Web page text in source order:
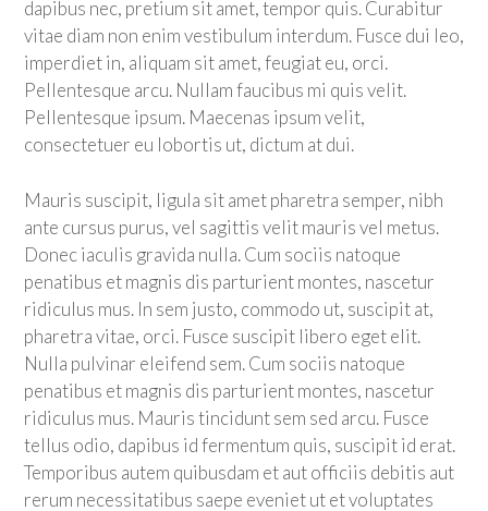
dapibus nec, pretium sit amet, tempor quis. Curabitur
vitae diam non enim vestibulum interdum. Fusce dui leo,
imperdiet in, aliquam sit amet, feugiat eu, orci.
Pellentesque arcu. Nullam faucibus mi quis velit.
Pellentesque ipsum. Maecenas ipsum velit,
consectetuer eu lobortis ut, dictum at dui.
Mauris suscipit, ligula sit amet pharetra semper, nibh
ante cursus purus, vel sagittis velit mauris vel metus.
Donec iaculis gravida nulla. Cum sociis natoque
penatibus et magnis dis parturient montes, nascetur
ridiculus mus. In sem justo, commodo ut, suscipit at,
pharetra vitae, orci. Fusce suscipit libero eget elit.
Nulla pulvinar eleifend sem. Cum sociis natoque
penatibus et magnis dis parturient montes, nascetur
ridiculus mus. Mauris tincidunt sem sed arcu. Fusce
tellus odio, dapibus id fermentum quis, suscipit id erat.
Temporibus autem quibusdam et aut officiis debitis aut
rerum necessitatibus saepe eveniet ut et voluptates